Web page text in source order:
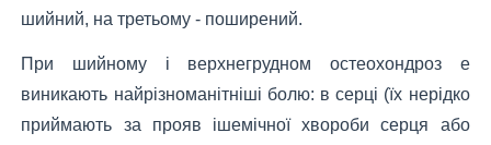
шийний, на третьому - поширений.
При шийному і верхнегрудном остеохондроз е
виникають найрізноманітніші болю: в серці (їх нерідко
приймають за прояв ішемічної хвороби серця або